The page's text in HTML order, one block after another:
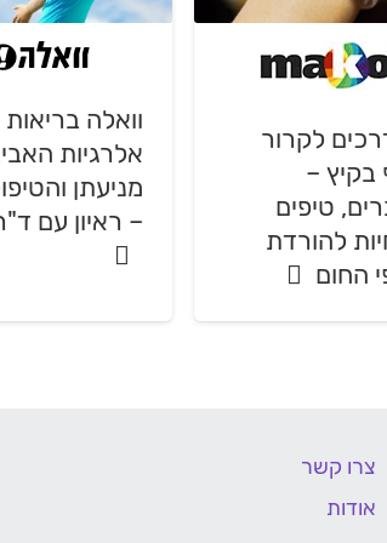
לקרור
בקיץ –
טיפים
להורדת
החום
וואלה
אלרגיות
מניעתן
– ראיון עם
צרו קשר
אודות